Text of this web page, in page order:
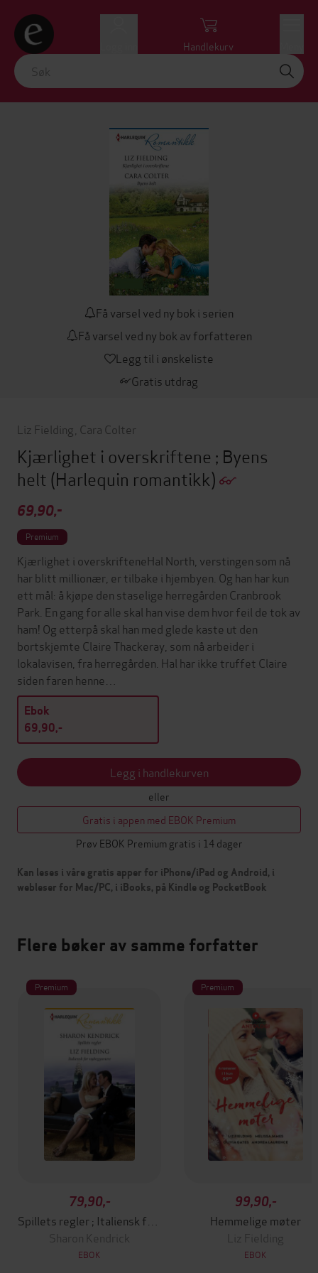
Handlekurv
Få varsel ved ny bok i serien
Få varsel ved ny bok av forfatteren
Legg til i ønskeliste
Gratis utdrag
Liz Fielding Cara Colter
Kjærlighet i overskriftene ; Byens
helt (Harlequin romantikk)
69,90,-
Premium
Kjærlighet i overskrifteneHal North, verstingen som nå
har blitt millionær, er tilbake i hjembyen. Og han har kun
ett mål: å kjøpe den staselige herregården Cranbrook
Park. En gang for alle skal han vise dem hvor feil de tok av
ham! Og etterpå skal han med glede kaste ut den
bortskjemte Claire Thackeray, som nå arbeider i
lokalavisen, fra herregården. Hal har ikke truffet Claire
siden faren henne…
Ebok
69,90,-
Legg i handlekurven
eller
Gratis i appen med EBOK Premium
Prøv EBOK Premium gratis i 14 dager
Kan leses i våre gratis apper for iPhone/iPad og Android, i
webleser for Mac/PC, i iBooks, på Kindle og PocketBook
Flere bøker av samme forfatter
Premium
79,90,-
Sharon Kendrick
EBOK
Premium
99,90,-
Hemmelige møter
Liz Fielding
EBOK